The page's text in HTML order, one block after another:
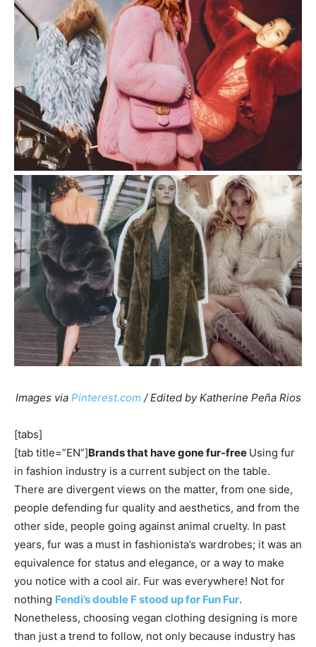
Images via Pinterest.com / Edited by Katherine Peña Rios
[tabs]
[tab title=”EN”]Brands that have gone fur-free Using fur
in fashion industry is a current subject on the table.
There are divergent views on the matter, from one side,
people defending fur quality and aesthetics, and from the
other side, people going against animal cruelty. In past
years, fur was a must in fashionista’s wardrobes; it was an
equivalence for status and elegance, or a way to make
you notice with a cool air. Fur was everywhere! Not for
nothing Fendi’s double F stood up for Fun Fur.
Nonetheless, choosing vegan clothing designing is more
than just a trend to follow, not only because industry has